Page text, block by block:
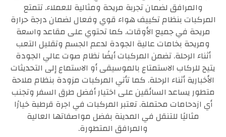
والمرافق لضمان تجربة مريحة ومثالية للعملاء. تتمتع
المركبات بنظام تكييف هواء قوي وفعال لضمان درجة حرارة
مريحة في جميع الأوقات. كما تحتوي على مقاعد واسعة
ومريحة بخامات عالية الجودة لدعم الجسم وتقليل التعب
أثناء الرحلة. تضمن المركبات أيضًا نظام صوت عالي الجودة
يتيح للركاب الاستمتاع بالموسيقى أو الاستماع إلى التحديثات
الأخبارية أثناء الرحلة. كما تأتي المركبات مزودة بنظام ملاحة
متطور يساعد السائقين على اختيار أفضل طرق السفر وتجنب
أي ازدحامات محتملة. تعتبر المركبات في اجرة قرطبة خيارًا
مثاليًا للتنقل في المدينة بفضل مواصفاتها العالية
والمرافق المتطورة.